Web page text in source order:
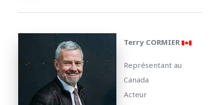
Terry CORMIER
Représentant au
Canada
Acteur